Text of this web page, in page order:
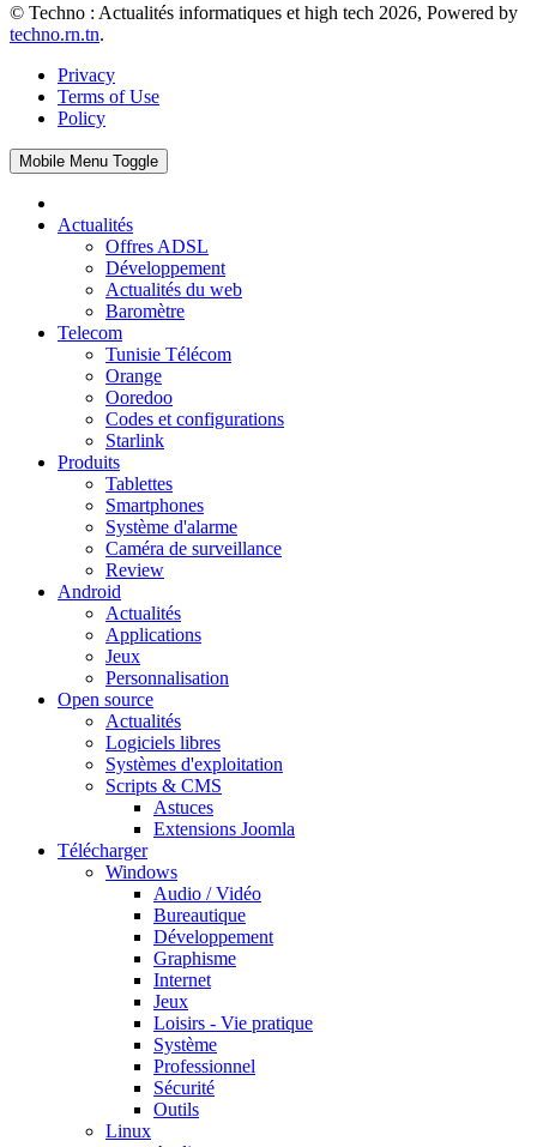
© Techno : Actualités informatiques et high tech 2026, Powered by
techno.rn.tn.
Privacy
Terms of Use
Policy
Mobile Menu Toggle
Actualités
Offres ADSL
Développement
Actualités du web
Baromètre
Telecom
Tunisie Télécom
Orange
Ooredoo
Codes et configurations
Starlink
Produits
Tablettes
Smartphones
Système d'alarme
Caméra de surveillance
Review
Android
Actualités
Applications
Jeux
Personnalisation
Open source
Actualités
Logiciels libres
Systèmes d'exploitation
Scripts & CMS
Astuces
Extensions Joomla
Télécharger
Windows
Audio / Vidéo
Bureautique
Développement
Graphisme
Internet
Jeux
Loisirs - Vie pratique
Système
Professionnel
Sécurité
Outils
Linux